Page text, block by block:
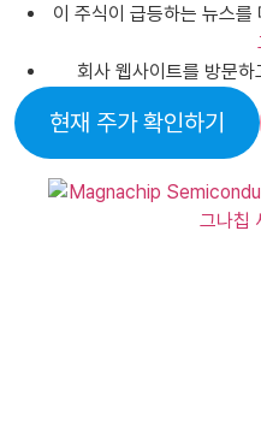
이 주식이 급등하는 뉴스를
회사 웹사이트를 방문하
현재 주가 확인하기